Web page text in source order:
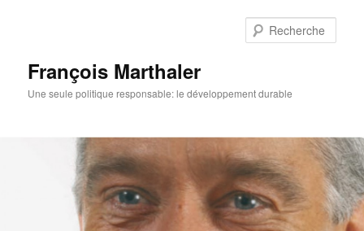
François Marthaler
Une seule politique responsable: le développement durable